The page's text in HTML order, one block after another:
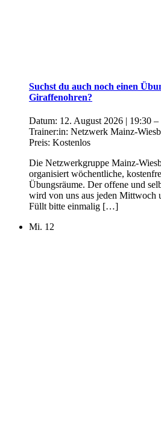
Suchst du auch noch einen
Giraffenohren?
Datum: 12. August 2026 | 19:30 –
Trainer:in: Netzwerk Mainz-
Preis: Kostenlos
Die Netzwerkgruppe Mainz-
organisiert wöchentliche,
Übungsräume. Der offene und
wird von uns aus jeden Mittwoch
Füllt bitte einmalig […]
Mi. 12